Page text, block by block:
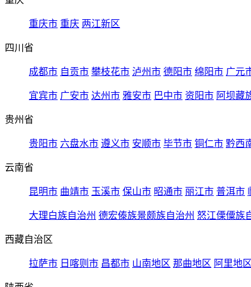
重庆市 重庆 两江新区
四川省
成都市 自贡市 攀枝花市 泸州市 德阳市 绵阳市 广元
宜宾市 广安市 达州市 雅安市 巴中市 资阳市 阿坝藏
贵州省
贵阳市 六盘水市 遵义市 安顺市 毕节市 铜仁市 黔西
云南省
昆明市 曲靖市 玉溪市 保山市 昭通市 丽江市 普洱市
大理白族自治州 德宏傣族景颇族自治州 怒江傈僳族
西藏自治区
拉萨市 日喀则市 昌都市 山南地区 那曲地区 阿里地区